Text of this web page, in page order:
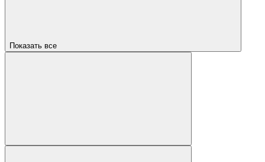
Показать все